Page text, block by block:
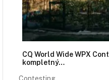
CQ World Wide WPX
kompletný…